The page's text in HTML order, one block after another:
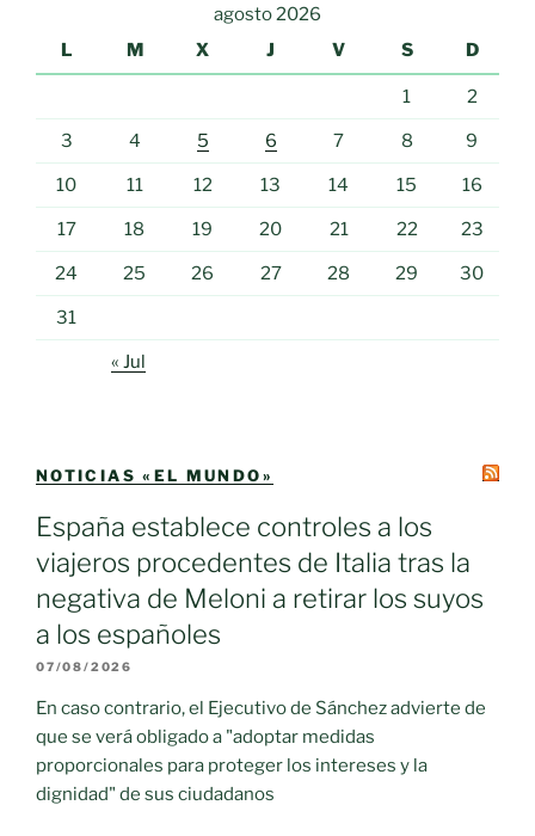
agosto 2026
L
M X J V S D
1 2
3 4 5 6 7 8 9
10 11 12 13 14 15 16
17 18 19 20 21 22 23
24 25 26 27 28 29 30
31
« Jul
NOTICIAS «EL MUNDO»
España establece controles a los
viajeros procedentes de Italia tras la
negativa de Meloni a retirar los suyos
a los españoles
07/08/2026
En caso contrario, el Ejecutivo de Sánchez advierte de
que se verá obligado a "adoptar medidas
proporcionales para proteger los intereses y la
dignidad" de sus ciudadanos